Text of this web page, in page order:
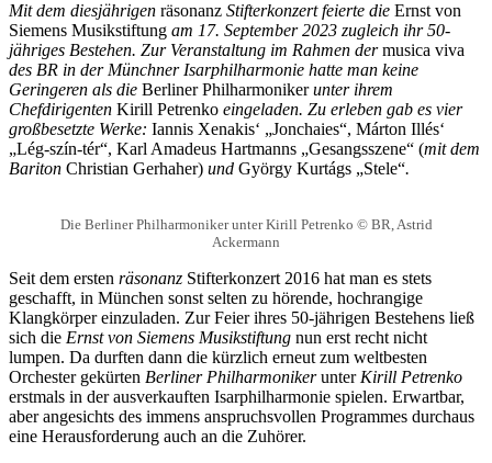
Mit dem diesjährigen räsonanz Stifterkonzert feierte die Ernst von
Siemens Musikstiftung am 17. September 2023 zugleich ihr 50-
jähriges Bestehen. Zur Veranstaltung im Rahmen dermusica viva
des BR in der Münchner Isarphilharmonie hatte man keine
Geringeren als die Berliner Philharmonikerunter ihrem
Chefdirigenten Kirill Petrenko eingeladen. Zu erleben gab es vier
großbesetzte Werke: Iannis Xenakis‘ „Jonchaies“, Márton Illés‘
„Lég-szín-tér“, Karl Amadeus Hartmanns „Gesangsszene“ (mit dem
Bariton Christian Gerhaher) und György Kurtágs „Stele“.
Die Berliner Philharmoniker unter Kirill Petrenko © BR, Astrid
Ackermann
Seit dem ersten räsonanz Stifterkonzert 2016 hat man es stets
geschafft, in München sonst selten zu hörende, hochrangige
Klangkörper einzuladen. Zur Feier ihres 50-jährigen Bestehens ließ
sich die Ernst von Siemens Musikstiftung nun erst recht nicht
lumpen. Da durften dann die kürzlich erneut zum weltbesten
Orchester gekürten Berliner Philharmonikerunter Kirill Petrenko
erstmals in der ausverkauften Isarphilharmonie spielen. Erwartbar,
aber angesichts des immens anspruchsvollen Programmes durchaus
eine Herausforderung auch an die Zuhörer.